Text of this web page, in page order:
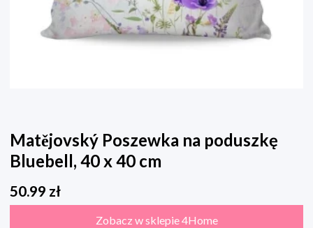
Matějovský Poszewka na poduszkę
Bluebell, 40 x 40 cm
50.99 zł
Zobacz w sklepie 4Home